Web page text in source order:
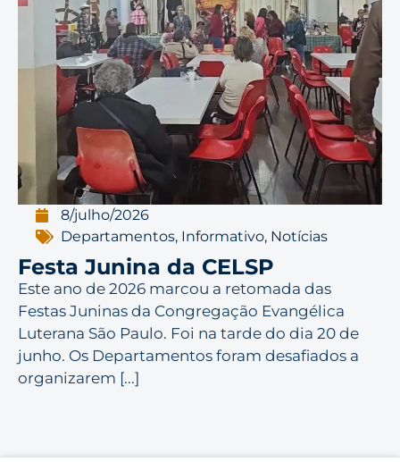
8/julho/2026
Departamentos, Informativo, Notícias
Festa Junina da CELSP
Este ano de 2026 marcou a retomada das
Festas Juninas da Congregação Evangélica
Luterana São Paulo. Foi na tarde do dia 20 de
junho. Os Departamentos foram desafiados a
organizarem [...]